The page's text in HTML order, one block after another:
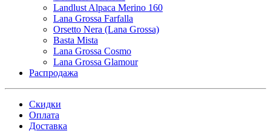
Landlust Alpaca Merino 160
Lana Grossa Farfalla
Orsetto Nera (Lana Grossa)
Basta Mista
Lana Grossa Cosmo
Lana Grossa Glamour
Распродажа
Скидки
Оплата
Доставка